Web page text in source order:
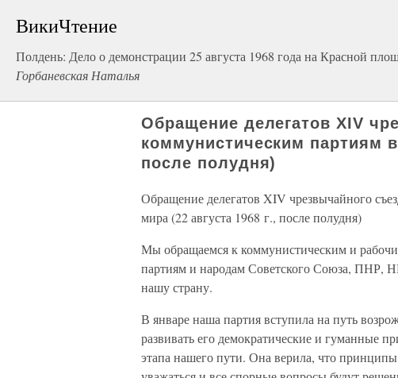
ВикиЧтение
Полдень: Дело о демонстрации 25 августа 1968 года на Красной
Горбаневская Наталья
Обращение делегатов XIV
коммунистическим партиям
после полудня)
Обращение делегатов XIV чрезвычайного
мира (22 августа 1968 г., после полудня)
Мы обращаемся к коммунистическим и
партиям и народам Советского Союза, ПНР,
нашу страну.
В январе наша партия вступила на путь
развивать его демократические и гуманные
этапа нашего пути. Она верила, что принципы